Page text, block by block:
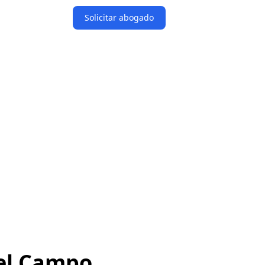
Solicitar abogado